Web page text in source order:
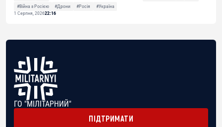
#Війна з Росією
#Дрони #Росія
#Україна
1 Серпня, 202622:16
ГО "МІЛІТАРНИЙ"
ПІДТРИМАТИ